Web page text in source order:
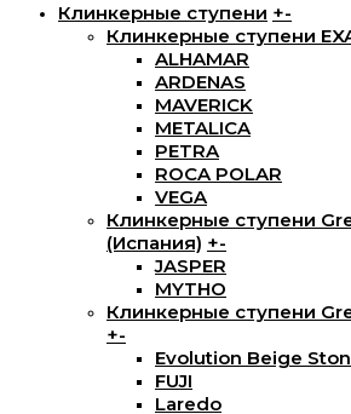
Клинкерные ступени +-
Клинкерные ступени
ALHAMAR
ARDENAS
MAVERICK
METALICA
PETRA
ROCA POLAR
VEGA
Клинкерные ступени
(Испания) +-
JASPER
MYTHO
Клинкерные ступени
+-
Evolution Beige
FUJI
Laredo